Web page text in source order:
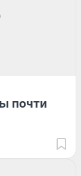
почти